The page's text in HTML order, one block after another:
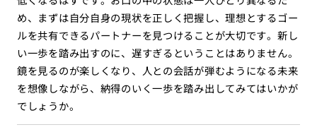
め、まずは自分自身の現状を正しく把握し、理想とするゴー
ルを共有できるパートナーを見つけることが大切です。新し
い一歩を踏み出すのに、遅すぎるということはありません。
鏡を見るのが楽しくなり、人との会話が弾むようになる未来
を想像しながら、納得のいく一歩を踏み出してみてはいかが
でしょうか。